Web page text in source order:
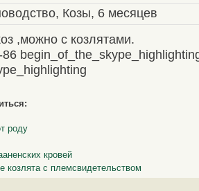
Козы, 6 месяцев
,можно с козлятами.
роду
кровей
козлята с племсвидетельством